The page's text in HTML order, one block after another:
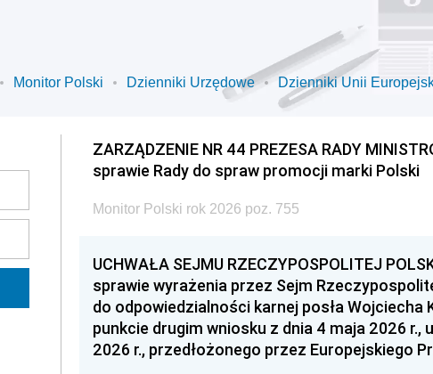
Monitor Polski Dzienniki Urzędowe Dzienniki Unii
ZARZĄDZENIE NR 44 PREZESA RADY
sprawie Rady do spraw promocji marki Polski
Monitor Polski rok 2026 poz. 755
UCHWAŁA SEJMU RZECZYPOSPOLITEJ
sprawie wyrażenia przez Sejm
do odpowiedzialności karnej posła Wojciecha
punkcie drugim wniosku z dnia 4 maja 2026 r.,
2026 r., przedłożonego przez Europejskiego